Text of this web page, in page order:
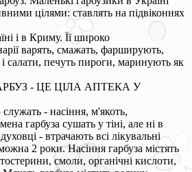
цілями: ставлять на підвіконнях
і в Криму. Її широко
варять, смажать, фарширують,
салати, печуть пироги, маринують як
- ЦЕ ЦІЛА АПТЕКА У
- насіння, м'якоть,
гарбуза сушать у тіні, але ні в
- втрачають всі лікувальні
2 роки. Насіння гарбуза містять
смоли, органічні кислоти,